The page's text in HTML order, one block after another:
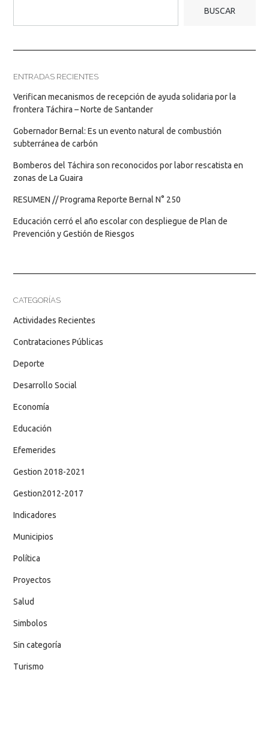
BUSCAR
ENTRADAS RECIENTES
Verifican mecanismos de recepción de ayuda solidaria por la
frontera Táchira – Norte de Santander
Gobernador Bernal: Es un evento natural de combustión
subterránea de carbón
Bomberos del Táchira son reconocidos por labor rescatista en
zonas de La Guaira
RESUMEN // Programa Reporte Bernal N° 250
Educación cerró el año escolar con despliegue de Plan de
Prevención y Gestión de Riesgos
CATEGORÍAS
Actividades Recientes
Contrataciones Públicas
Deporte
Desarrollo Social
Economía
Educación
Efemerides
Gestion 2018-2021
Gestion2012-2017
Indicadores
Municipios
Política
Proyectos
Salud
Simbolos
Sin categoría
Turismo